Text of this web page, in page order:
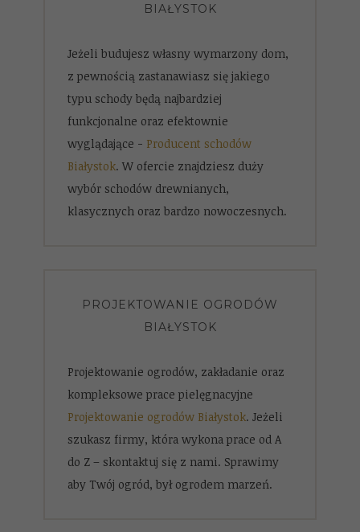
BIAŁYSTOK
Jeżeli budujesz własny wymarzony dom,
z pewnością zastanawiasz się jakiego
typu schody będą najbardziej
funkcjonalne oraz efektownie
wyglądające - Producent schodów
Białystok. W ofercie znajdziesz duży
wybór schodów drewnianych,
klasycznych oraz bardzo nowoczesnych.
PROJEKTOWANIE OGRODÓW
BIAŁYSTOK
Projektowanie ogrodów, zakładanie oraz
kompleksowe prace pielęgnacyjne
Projektowanie ogrodów Białystok. Jeżeli
szukasz firmy, która wykona prace od A
do Z – skontaktuj się z nami. Sprawimy
aby Twój ogród, był ogrodem marzeń.